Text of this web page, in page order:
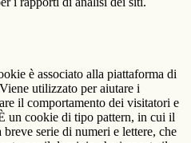
è associato alla piattaforma di
utilizzato per aiutare i
il comportamento dei visitatori e
un cookie di tipo pattern, in cui il
serie di numeri e lettere, che